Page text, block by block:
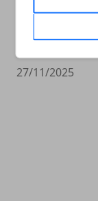
Un
27/11/2025